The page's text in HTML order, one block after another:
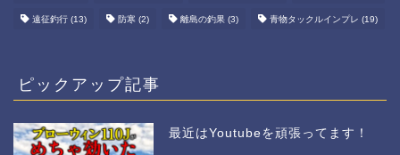
遠征釣行 (13) 防寒 (2) 離島の釣果 (3) 青物タックルインプレ (19)
ピックアップ記事
最近はYoutubeを頑張ってます！